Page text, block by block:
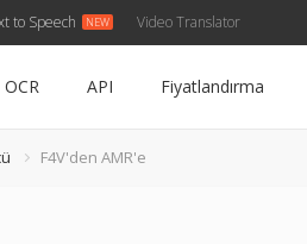
to Speech Video Translator
OCR API Fiyatlandırma
F4V'den AMR'e